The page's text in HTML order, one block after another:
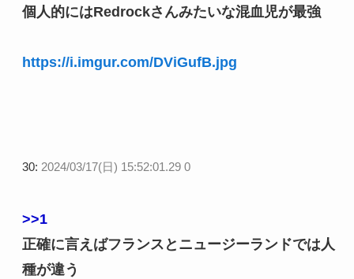
個人的にはRedrockさんみたいな混血児が最強
https://i.imgur.com/DViGufB.jpg
30: 2024/03/17(日) 15:52:01.29 0
>>1
正確に言えばフランスとニュージーランドでは人
種が違う